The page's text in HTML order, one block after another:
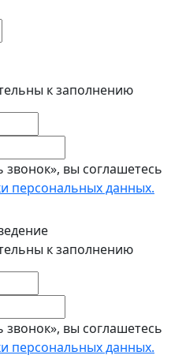
к заполнению
вы соглашетесь
персональных данных.
к заполнению
вы соглашетесь
персональных данных.